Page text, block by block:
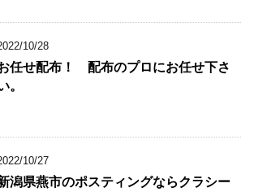
10/28
任せ配布！ 配布のプロにお任せ下さ
。
10/27
潟県燕市のポスティングならクラシー